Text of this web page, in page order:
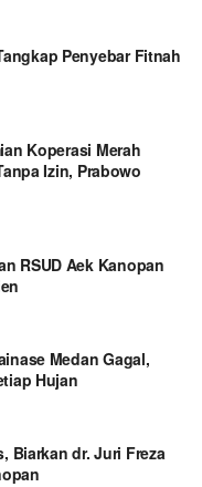
Penyebar Fitnah
Koperasi Merah
Izin, Prabowo
RSUD Aek Kanopan
Medan Gagal,
Hujan
Biarkan dr. Juri Freza